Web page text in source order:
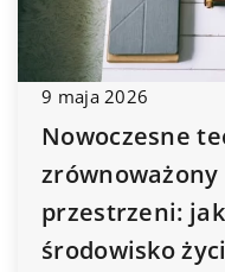
9 maja 2026
Nowoczesne
przestrzeni:
środowisko